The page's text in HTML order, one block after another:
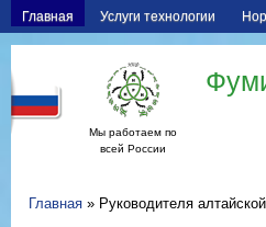
Главная Услуги технологии
Мы работаем по
всей России
Главная » Руководителя